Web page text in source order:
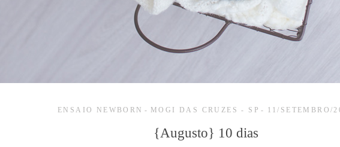
ENSAIO NEWBORN MOGI DAS CRUZES - SP 11/SETEMBRO/
{Augusto} 10 dias